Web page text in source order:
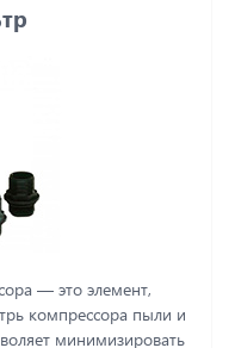
― это элемент,
компрессора пыли и
минимизировать